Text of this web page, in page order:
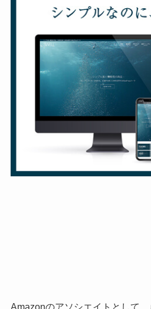
Amazonのアソシエイトとして